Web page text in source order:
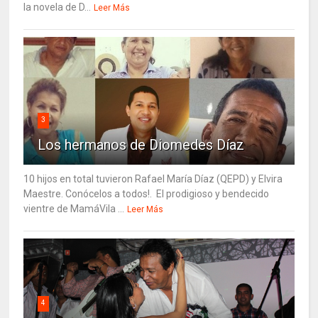
la novela de D...
Leer Más
3
Los hermanos de Diomedes Díaz
10 hijos en total tuvieron Rafael María Díaz (QEPD) y Elvira
Maestre. Conócelos a todos!. El prodigioso y bendecido
vientre de MamáVila ...
Leer Más
4